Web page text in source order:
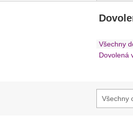
Všechny
Dovolená
Všechny